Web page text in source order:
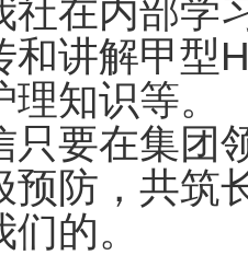
社在内部学
和讲解甲型
知识等。
只要在集团
预防，共筑
的。